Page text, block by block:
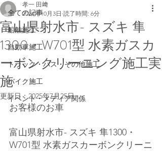
全ての記事
船舶施工
自動車施工
トラック・バス・その他施工
バイク施工
イベント・メディア関係
富山県射水市- スズキ 隼
1300・W701型 水素ガスカ
ーボンクリーニング施工実
施
孝一 田﨑
2024年10月3日 読了時間: 6分
更新日：2025年7月25日
お客様のお車
富山県射水市- スズキ 隼1300・
W701型 水素ガスカーボンクリーニ